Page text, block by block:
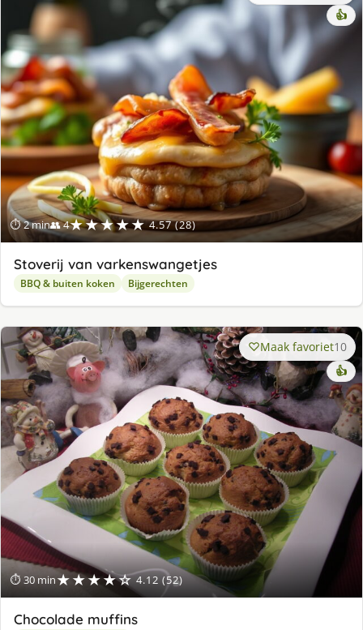
⏱ 2 min👥 4★★★★★ 4.57 (28)
👍
Stoverij van varkenswangetjes
BBQ & buiten koken Bijgerechten
⏱ 30 min★★★★☆ 4.12 (52)
Maak favoriet10
👍
Chocolade muffins